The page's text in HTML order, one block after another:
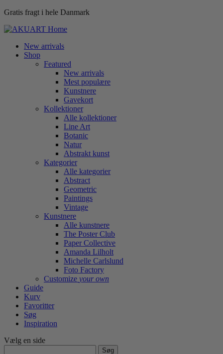
Gratis fragt i hele Danmark
New arrivals
Shop
Featured
New arrivals
Mest populære
Kunstnere
Gavekort
Kollektioner
Alle kollektioner
Line Art
Botanic
Natur
Abstrakt kunst
Kategorier
Alle kategorier
Abstract
Geometric
Paintings
Vintage
Kunstnere
Alle kunstnere
The Poster Club
Paper Collective
Amanda Lilholt
Michelle Carlslund
Foto Factory
Customize your own
Guide
Kurv
Favoritter
Søg
Inspiration
Vælg en side